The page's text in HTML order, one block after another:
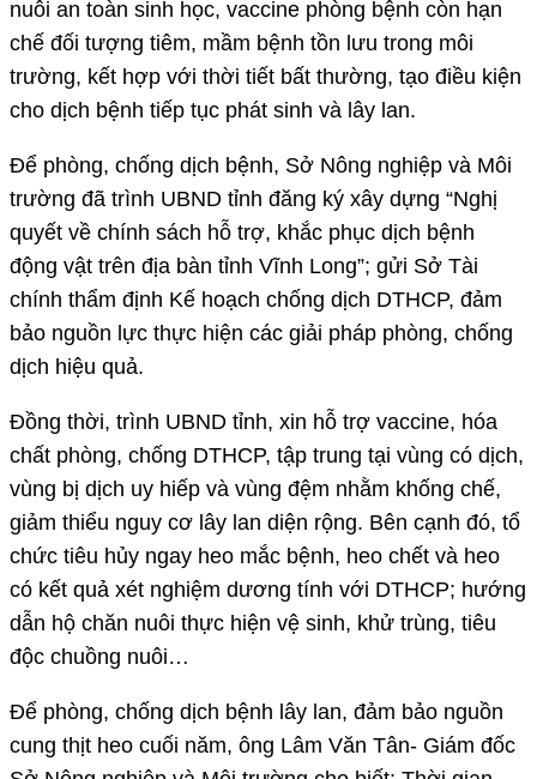
nuôi an toàn sinh học, vaccine phòng bệnh còn hạn
chế đối tượng tiêm, mầm bệnh tồn lưu trong môi
trường, kết hợp với thời tiết bất thường, tạo điều kiện
cho dịch bệnh tiếp tục phát sinh và lây lan.
Để phòng, chống dịch bệnh, Sở Nông nghiệp và Môi
trường đã trình UBND tỉnh đăng ký xây dựng “Nghị
quyết về chính sách hỗ trợ, khắc phục dịch bệnh
động vật trên địa bàn tỉnh Vĩnh Long”; gửi Sở Tài
chính thẩm định Kế hoạch chống dịch DTHCP, đảm
bảo nguồn lực thực hiện các giải pháp phòng, chống
dịch hiệu quả.
Đồng thời, trình UBND tỉnh, xin hỗ trợ vaccine, hóa
chất phòng, chống DTHCP, tập trung tại vùng có dịch,
vùng bị dịch uy hiếp và vùng đệm nhằm khống chế,
giảm thiểu nguy cơ lây lan diện rộng. Bên cạnh đó, tổ
chức tiêu hủy ngay heo mắc bệnh, heo chết và heo
có kết quả xét nghiệm dương tính với DTHCP; hướng
dẫn hộ chăn nuôi thực hiện vệ sinh, khử trùng, tiêu
độc chuồng nuôi…
Để phòng, chống dịch bệnh lây lan, đảm bảo nguồn
cung thịt heo cuối năm, ông Lâm Văn Tân- Giám đốc